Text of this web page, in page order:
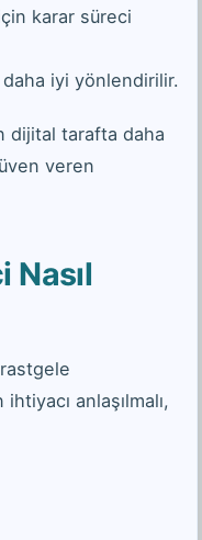
karar süreci
iyi yönlendirilir.
dijital tarafta daha
veren
Nasıl
anlaşılmalı,